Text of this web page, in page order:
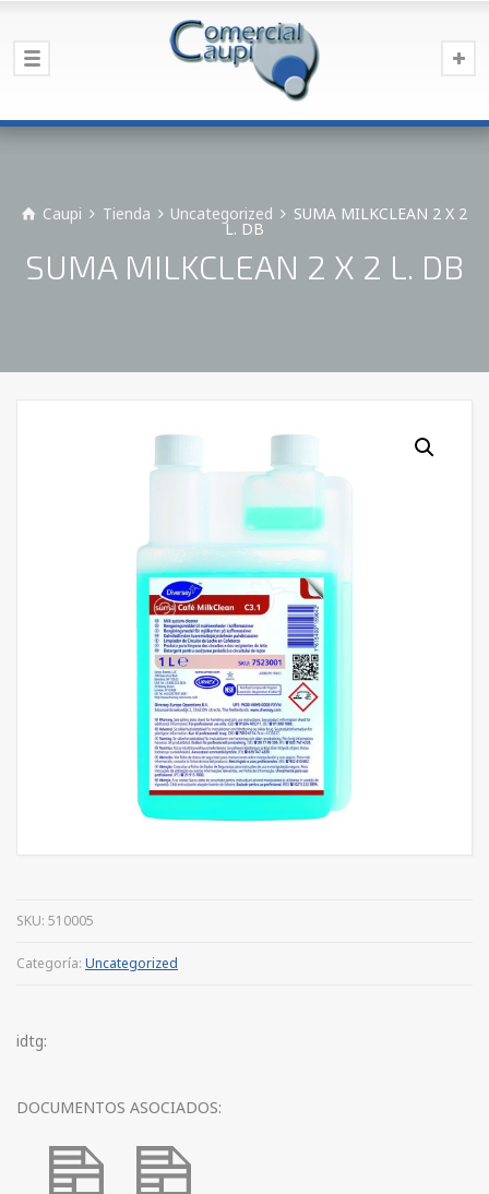
Caupi Tienda Uncategorized SUMA MILKCLEAN 2 X 2
L. DB
SUMA MILKCLEAN 2 X 2 L. DB
SKU: 510005
Categoría: Uncategorized
idtg:
DOCUMENTOS ASOCIADOS: